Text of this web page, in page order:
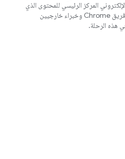
المركز الرئيسي للمحتوى الذي
كتبه أعضاء فريق Chrome وخبراء خارجيين
هذه الرحلة.